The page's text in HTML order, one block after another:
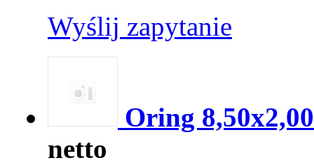
Wyślij zapytanie
Oring 8,50x2,00
netto